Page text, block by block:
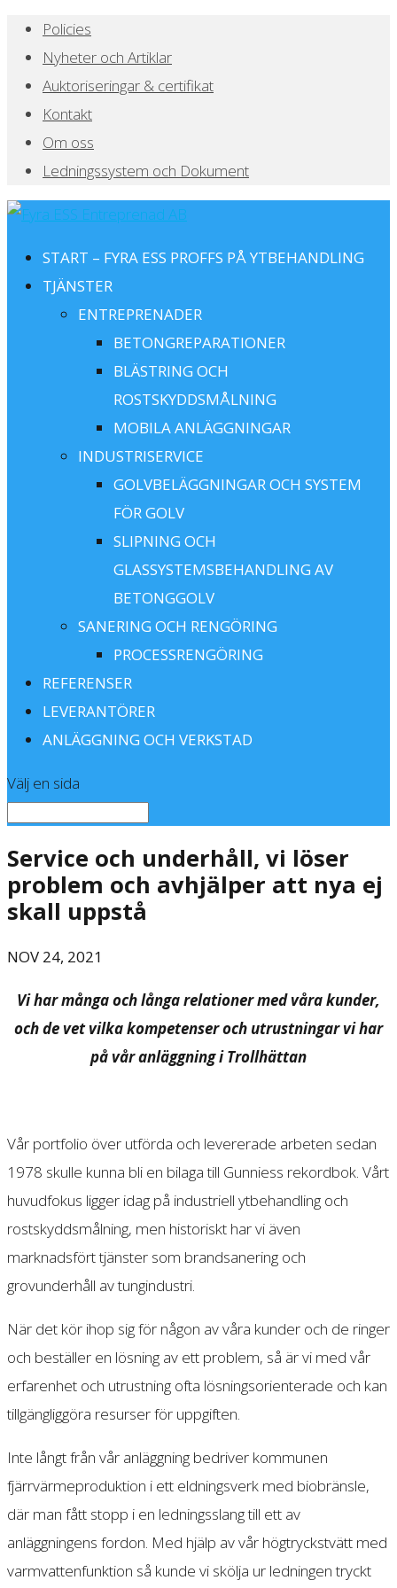
Policies
Nyheter och Artiklar
Auktoriseringar & certifikat
Kontakt
Om oss
Ledningssystem och Dokument
START – FYRA ESS PROFFS PÅ YTBEHANDLING
TJÄNSTER
ENTREPRENADER
BETONGREPARATIONER
BLÄSTRING OCH
ROSTSKYDDSMÅLNING
MOBILA ANLÄGGNINGAR
INDUSTRISERVICE
GOLVBELÄGGNINGAR OCH SYSTEM
FÖR GOLV
SLIPNING OCH
GLASSYSTEMSBEHANDLING AV
BETONGGOLV
SANERING OCH RENGÖRING
PROCESSRENGÖRING
REFERENSER
LEVERANTÖRER
ANLÄGGNING OCH VERKSTAD
Välj en sida
Service och underhåll, vi löser
problem och avhjälper att nya ej
skall uppstå
NOV 24, 2021
Vi har många och långa relationer med våra kunder,
och de vet vilka kompetenser och utrustningar vi har
på vår anläggning i Trollhättan
Vår portfolio över utförda och levererade arbeten sedan
1978 skulle kunna bli en bilaga till Gunniess rekordbok. Vårt
huvudfokus ligger idag på industriell ytbehandling och
rostskyddsmålning, men historiskt har vi även
marknadsfört tjänster som brandsanering och
grovunderhåll av tungindustri.
När det kör ihop sig för någon av våra kunder och de ringer
och beställer en lösning av ett problem, så är vi med vår
erfarenhet och utrustning ofta lösningsorienterade och kan
tillgängliggöra resurser för uppgiften.
Inte långt från vår anläggning bedriver kommunen
fjärrvärmeproduktion i ett eldningsverk med biobränsle,
där man fått stopp i en ledningsslang till ett av
anläggningens fordon. Med hjälp av vår högtryckstvätt med
varmvattenfunktion så kunde vi skölja ur ledningen tryckt